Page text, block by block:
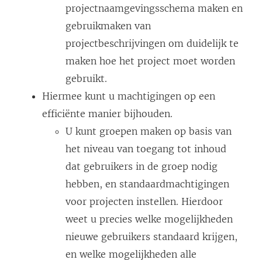
projectnaamgevingsschema maken en
gebruikmaken van
projectbeschrijvingen om duidelijk te
maken hoe het project moet worden
gebruikt.
Hiermee kunt u machtigingen op een
efficiënte manier bijhouden.
U kunt groepen maken op basis van
het niveau van toegang tot inhoud
dat gebruikers in de groep nodig
hebben, en standaardmachtigingen
voor projecten instellen. Hierdoor
weet u precies welke mogelijkheden
nieuwe gebruikers standaard krijgen,
en welke mogelijkheden alle